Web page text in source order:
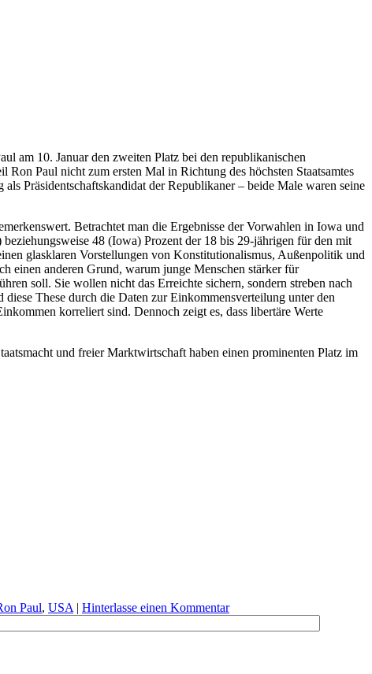
am 10. Januar den zweiten Platz bei den republikanischen
Paul nicht zum ersten Mal in Richtung des höchsten Staatsamtes
Präsidentschaftskandidat der Republikaner – beide Male waren seine
Betrachtet man die Ergebnisse der Vorwahlen in Iowa und
48 (Iowa) Prozent der 18 bis 29-jährigen für den mit
glasklaren Vorstellungen von Konstitutionalismus, Außenpolitik und
einen anderen Grund, warum junge Menschen stärker für
soll. Sie wollen nicht das Erreichte sichern, sondern streben nach
These durch die Daten zur Einkommensverteilung unter den
korreliert sind. Dennoch zeigt es, dass libertäre Werte
und freier Marktwirtschaft haben einen prominenten Platz im
Paul, USA | Hinterlasse einen Kommentar